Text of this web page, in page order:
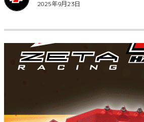
2025年9月23日